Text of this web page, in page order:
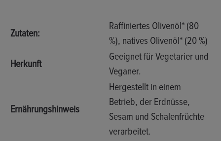
Zutaten:
Raffiniertes Olivenöl* (80
%), natives Olivenöl* (20 %)
Herkunft
Geeignet für Vegetarier und
Veganer.
Ernährungshinweis
Hergestellt in einem
Betrieb, der Erdnüsse,
Sesam und Schalenfrüchte
verarbeitet.